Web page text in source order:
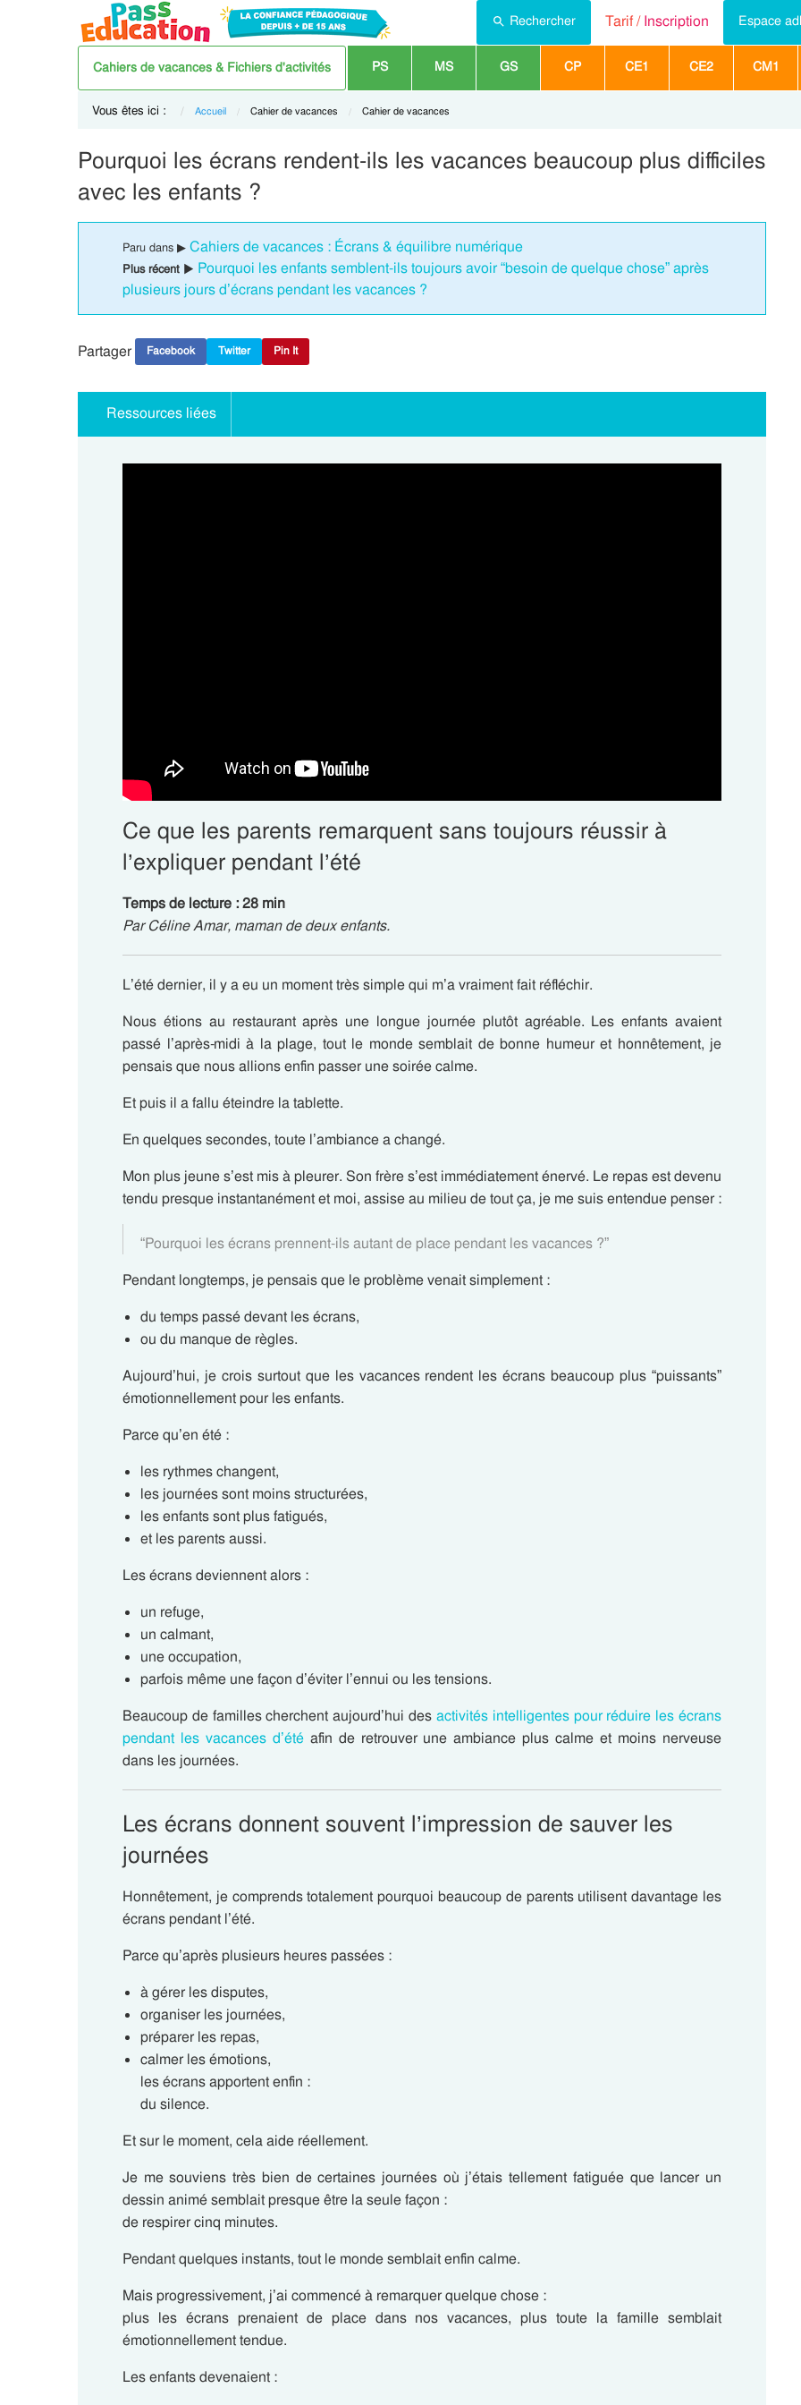
Rechercher Tarif /Inscription Espace
Cahiers de vacances & Fichiers d'activités PS MS GS CP CE1 CE2 CM1
Vous êtes ici : Accueil Current:
Cahier de vacances Current:
Cahier de vacances
Pourquoi les écrans rendent-ils les vacances beaucoup plus difficiles
avec les enfants ?
Paru dans ▶ Cahiers de vacances : Écrans & équilibre numérique
Plus récent ▶ Pourquoi les enfants semblent-ils toujours avoir “besoin de quelque chose” après
plusieurs jours d’écrans pendant les vacances ?
Partager Facebook Twitter Pin It
Ressources liées
Ce que les parents remarquent sans toujours réussir à
l’expliquer pendant l’été
Temps de lecture : 28 min
Par Céline Amar, maman de deux enfants.
L’été dernier, il y a eu un moment très simple qui m’a vraiment fait réfléchir.
Nous étions au restaurant après une longue journée plutôt agréable. Les enfants avaient
passé l’après-midi à la plage, tout le monde semblait de bonne humeur et honnêtement, je
pensais que nous allions enfin passer une soirée calme.
Et puis il a fallu éteindre la tablette.
En quelques secondes, toute l’ambiance a changé.
Mon plus jeune s’est mis à pleurer. Son frère s’est immédiatement énervé. Le repas est devenu
tendu presque instantanément et moi, assise au milieu de tout ça, je me suis entendue penser :
“Pourquoi les écrans prennent-ils autant de place pendant les vacances ?”
Pendant longtemps, je pensais que le problème venait simplement :
du temps passé devant les écrans,
ou du manque de règles.
Aujourd’hui, je crois surtout que les vacances rendent les écrans beaucoup plus “puissants”
émotionnellement pour les enfants.
Parce qu’en été :
les rythmes changent,
les journées sont moins structurées,
les enfants sont plus fatigués,
et les parents aussi.
Les écrans deviennent alors :
un refuge,
un calmant,
une occupation,
parfois même une façon d’éviter l’ennui ou les tensions.
Beaucoup de familles cherchent aujourd’hui des activités intelligentes pour réduire les écrans
pendant les vacances d’étéafin de retrouver une ambiance plus calme et moins nerveuse
dans les journées.
Les écrans donnent souvent l’impression de sauver les
journées
Honnêtement, je comprends totalement pourquoi beaucoup de parents utilisent davantage les
écrans pendant l’été.
Parce qu’après plusieurs heures passées :
à gérer les disputes,
organiser les journées,
préparer les repas,
calmer les émotions,
les écrans apportent enfin :
du silence.
Et sur le moment, cela aide réellement.
Je me souviens très bien de certaines journées où j’étais tellement fatiguée que lancer un
dessin animé semblait presque être la seule façon :
de respirer cinq minutes.
Pendant quelques instants, tout le monde semblait enfin calme.
Mais progressivement, j’ai commencé à remarquer quelque chose :
plus les écrans prenaient de place dans nos vacances, plus toute la famille semblait
émotionnellement tendue.
Les enfants devenaient :